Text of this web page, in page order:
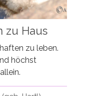
zu Haus
zu leben.
höchst